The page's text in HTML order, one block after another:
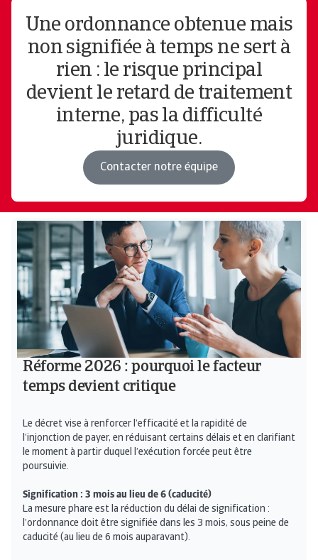
Une ordonnance obtenue mais
non signifiée à temps ne sert à
rien : le risque principal
devient le retard de traitement
interne, pas la difficulté
juridique.
Contacter notre équipe
Réforme 2026 : pourquoi le facteur
temps devient critique
Le décret vise à renforcer l’efficacité et la rapidité de
l’injonction de payer, en réduisant certains délais et en clarifiant
le moment à partir duquel l’exécution forcée peut être
poursuivie.
Signification : 3 mois au lieu de 6 (caducité)
La mesure phare est la réduction du délai de signification :
l’ordonnance doit être signifiée dans les 3 mois, sous peine de
caducité (au lieu de 6 mois auparavant).